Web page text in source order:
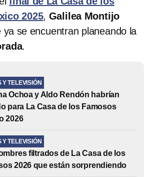
2025, Galilea Montijo
se encuentran planeando la
.
Y TELEVISIÓN
Ochoa y Aldo Rendón habrían
para La Casa de los Famosos
2026
Y TELEVISIÓN
filtrados de La Casa de los
2026 que están sorprendiendo